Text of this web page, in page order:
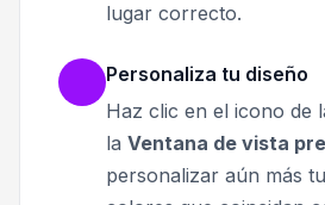
lugar correcto.
Personaliza tu diseño
Haz clic en el icono de
la Ventana de vista
personalizar aún más